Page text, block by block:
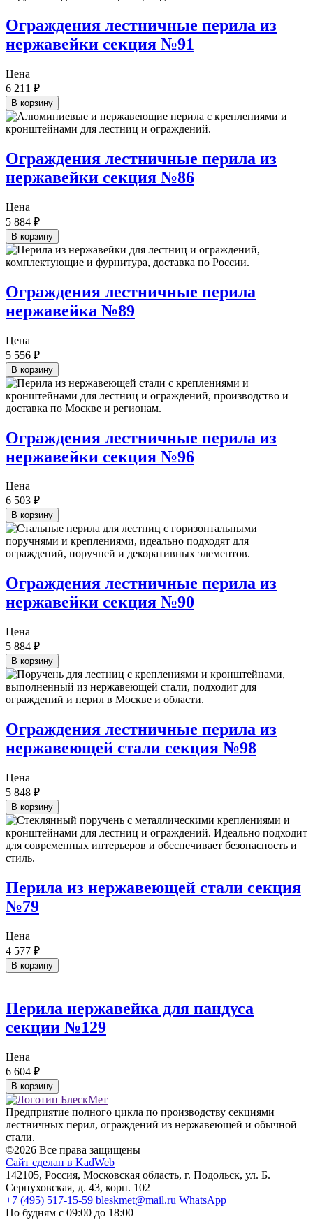
Ограждения лестничные перила из
нержавейки секция №91
Цена
6 211 ₽
В корзину
Ограждения лестничные перила из
нержавейки секция №86
Цена
5 884 ₽
В корзину
Ограждения лестничные перила
нержавейка №89
Цена
5 556 ₽
В корзину
Ограждения лестничные перила из
нержавейки секция №96
Цена
6 503 ₽
В корзину
Ограждения лестничные перила из
нержавейки секция №90
Цена
5 884 ₽
В корзину
Ограждения лестничные перила из
нержавеющей стали секция №98
Цена
5 848 ₽
В корзину
Перила из нержавеющей стали секция
№79
Цена
4 577 ₽
В корзину
Перила нержавейка для пандуса
секции №129
Цена
6 604 ₽
В корзину
Предприятие полного цикла по производству секциями
лестничных перил, ограждений из нержавеющей и обычной
стали.
©2026 Все права защищены
Сайт сделан в KadWeb
142105, Россия, Московская область, г. Подольск, ул. Б.
Серпуховская, д. 43, корп. 102
+7 (495) 517-15-59 bleskmet@mail.ru WhatsApp
По будням с 09:00 до 18:00